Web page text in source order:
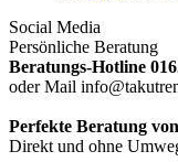
Social Media
Persönliche Beratung
Beratungs-Hotline
oder Mail
Perfekte Beratung
Direkt und ohne